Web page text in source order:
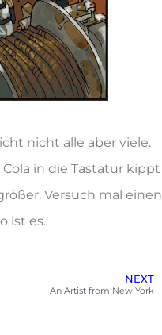
nicht alle aber viele.
in die Tastatur kippt
Versuch mal einen
ist es.
NEXT
An Artist from New York